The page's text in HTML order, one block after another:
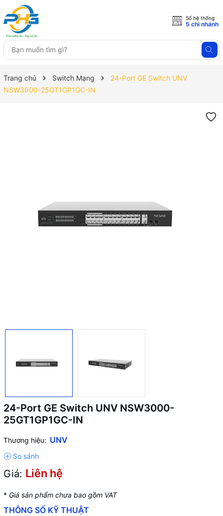
Số hệ thống
5 chi nhánh
Trang chủ Switch Mạng
24-Port GE Switch UNV
NSW3000-25GT1GP1GC-IN
24-Port GE Switch UNV NSW3000-
25GT1GP1GC-IN
Thương hiệu: UNV
Giá: Liên hệ
* Giá sản phẩm chưa bao gồm VAT
THÔNG SỐ KỸ THUẬT